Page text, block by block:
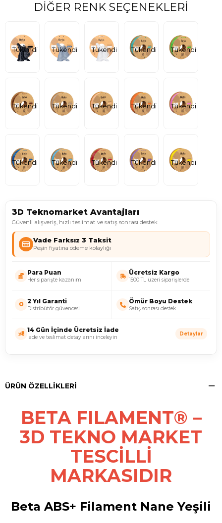
DIĞER RENK SEÇENEKLERI
Tükendi Tükendi Tükendi Tükendi Tükendi
Tükendi Tükendi Tükendi Tükendi Tükendi
Tükendi Tükendi Tükendi Tükendi Tükendi
3D Teknomarket Avantajları
Güvenli alışveriş, hızlı teslimat ve satış sonrası destek
Vade Farksız 3 Taksit
Peşin fiyatına ödeme kolaylığı
Para Puan
Her siparişte kazanım
Ücretsiz Kargo
1500 TL üzeri siparişlerde
2 Yıl Garanti
Distribütör güvencesi
Ömür Boyu Destek
Satış sonrası destek
14 Gün İçinde Ücretsiz İade
İade ve teslimat detaylarını inceleyin
Detaylar
ÜRÜN ÖZELLIKLERI
BETA FILAMENT® –
3D TEKNO MARKET
TESCİLLİ
MARKASIDIR
Beta ABS+ Filament Nane Yeşili